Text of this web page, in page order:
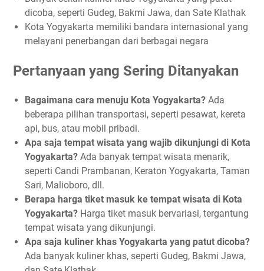
dicoba, seperti Gudeg, Bakmi Jawa, dan Sate Klathak
Kota Yogyakarta memiliki bandara internasional yang
melayani penerbangan dari berbagai negara
Pertanyaan yang Sering Ditanyakan
Bagaimana cara menuju Kota Yogyakarta? Ada
beberapa pilihan transportasi, seperti pesawat, kereta
api, bus, atau mobil pribadi.
Apa saja tempat wisata yang wajib dikunjungi di Kota
Yogyakarta? Ada banyak tempat wisata menarik,
seperti Candi Prambanan, Keraton Yogyakarta, Taman
Sari, Malioboro, dll.
Berapa harga tiket masuk ke tempat wisata di Kota
Yogyakarta? Harga tiket masuk bervariasi, tergantung
tempat wisata yang dikunjungi.
Apa saja kuliner khas Yogyakarta yang patut dicoba?
Ada banyak kuliner khas, seperti Gudeg, Bakmi Jawa,